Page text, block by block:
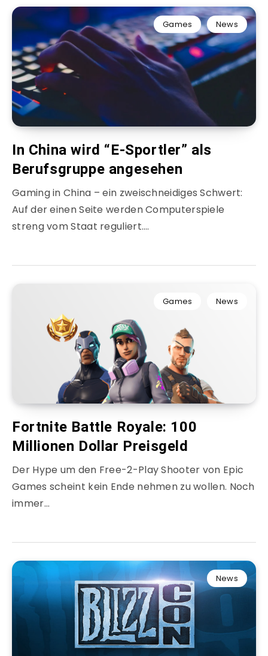
Games News
In China wird “E-Sportler” als
Berufsgruppe angesehen
Gaming in China – ein zweischneidiges Schwert:
Auf der einen Seite werden Computerspiele
streng vom Staat reguliert….
Games News
Fortnite Battle Royale: 100
Millionen Dollar Preisgeld
Der Hype um den Free-2-Play Shooter von Epic
Games scheint kein Ende nehmen zu wollen. Noch
immer…
News